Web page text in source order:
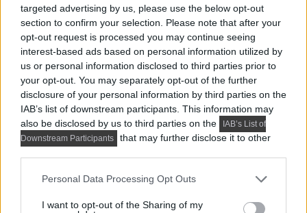
targeted advertising by us, please use the below opt-out
section to confirm your selection. Please note that after your
opt-out request is processed you may continue seeing
interest-based ads based on personal information utilized by
us or personal information disclosed to third parties prior to
your opt-out. You may separately opt-out of the further
disclosure of your personal information by third parties on the
IAB’s list of downstream participants. This information may
also be disclosed by us to third parties on the
IAB’s List of
Downstream Participants
that may further disclose it to other
Please note that this website/app uses one or more Google
not limited to your visit or usage behaviour. You may click to
Personal Data Processing Opt Outs
I want to opt-out of the Sharing of my